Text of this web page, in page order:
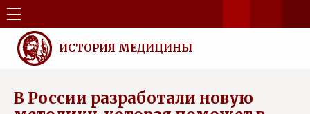
ИСТОРИЯ МЕДИЦИНЫ
В России разработали новую